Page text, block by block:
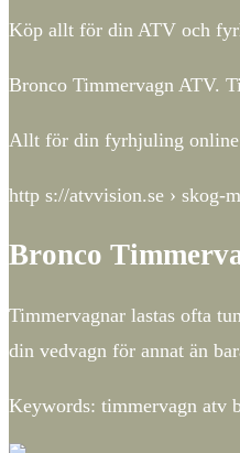
Köp allt för din ATV och
Bronco Timmervagn ATV.
Allt för din fyrhjuling
http s://atvvision.se › skog-
Bronco
Timmervagnar lastas ofta
din vedvagn för annat än
Keywords: timmervagn atv